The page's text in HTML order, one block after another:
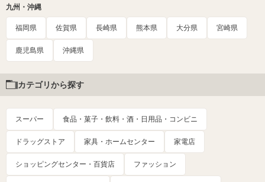
九州・沖縄
福岡県 佐賀県 長崎県 熊本県 大分県 宮崎県
鹿児島県 沖縄県
カテゴリから探す
スーパー 食品・菓子・飲料・酒・日用品・コンビニ
ドラッグストア 家具・ホームセンター 家電店
ショッピングセンター・百貨店 ファッション